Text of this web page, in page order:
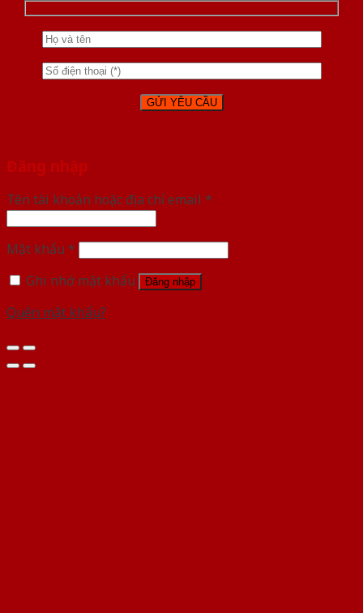
Đăng nhập
Tên tài khoản hoặc địa chỉ email *
Mật khẩu *
Ghi nhớ mật khẩu
Đăng nhập
Quên mật khẩu?